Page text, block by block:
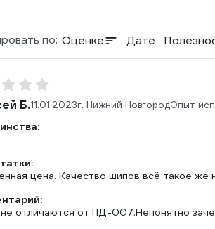
по: Оценке Дате
Б.11.01.2023г. Нижний НовгородОпыт
цена. Качество шипов всё такое же
отличаются от ПД-007.Непонятно